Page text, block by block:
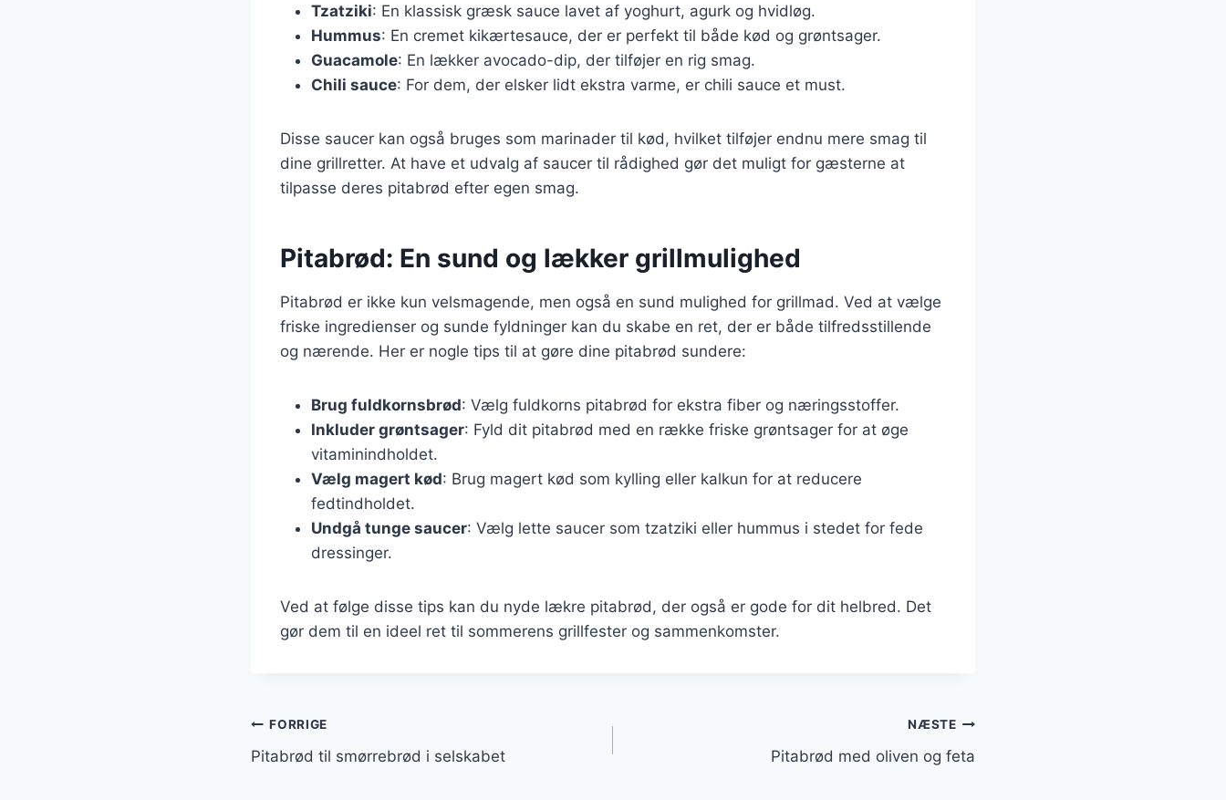
Tzatziki: En klassisk græsk sauce lavet af yoghurt, agurk og hvidløg.
Hummus: En cremet kikærtesauce, der er perfekt til både kød og grøntsager.
Guacamole: En lækker avocado-dip, der tilføjer en rig smag.
Chili sauce: For dem, der elsker lidt ekstra varme, er chili sauce et must.
Disse saucer kan også bruges som marinader til kød, hvilket tilføjer endnu mere smag til
dine grillretter. At have et udvalg af saucer til rådighed gør det muligt for gæsterne at
tilpasse deres pitabrød efter egen smag.
Pitabrød: En sund og lækker grillmulighed
Pitabrød er ikke kun velsmagende, men også en sund mulighed for grillmad. Ved at vælge
friske ingredienser og sunde fyldninger kan du skabe en ret, der er både tilfredsstillende
og nærende. Her er nogle tips til at gøre dine pitabrød sundere:
Brug fuldkornsbrød: Vælg fuldkorns pitabrød for ekstra fiber og næringsstoffer.
Inkluder grøntsager: Fyld dit pitabrød med en række friske grøntsager for at øge
vitaminindholdet.
Vælg magert kød: Brug magert kød som kylling eller kalkun for at reducere
fedtindholdet.
Undgå tunge saucer: Vælg lette saucer som tzatziki eller hummus i stedet for fede
dressinger.
Ved at følge disse tips kan du nyde lækre pitabrød, der også er gode for dit helbred. Det
gør dem til en ideel ret til sommerens grillfester og sammenkomster.
Indlægsnavigation
FORRIGE
Pitabrød til smørrebrød i selskabet
NÆSTE
Pitabrød med oliven og feta